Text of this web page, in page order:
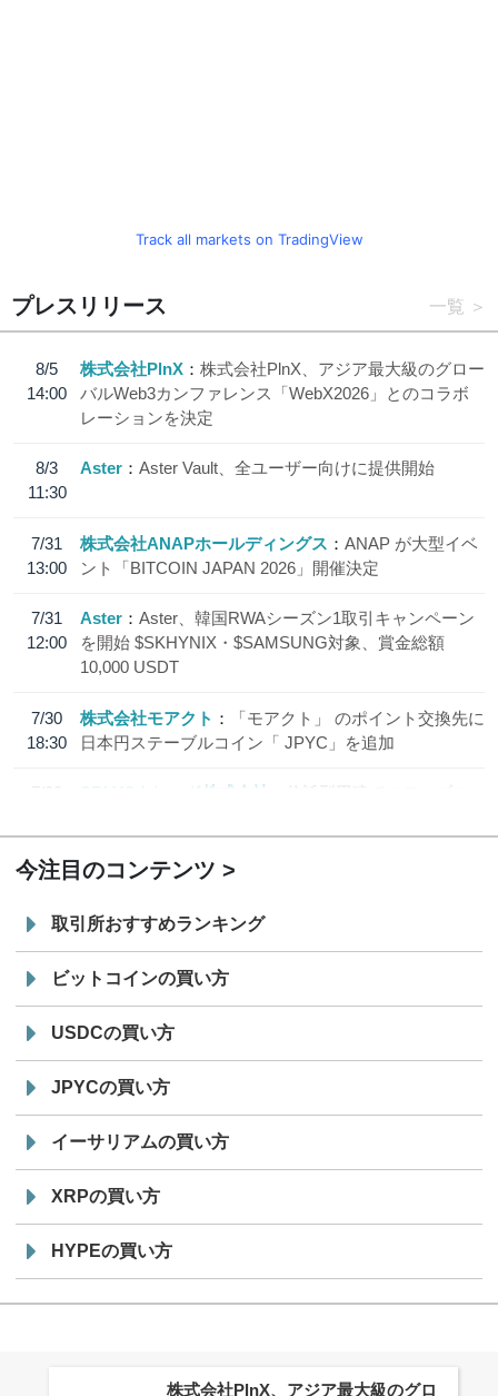
Track all markets on TradingView
プレスリリース 一覧
8/5
14:00
株式会社PlnX
株式会社PlnX、アジア最大級のグロー
バルWeb3カンファレンス「WebX2026」とのコラボ
レーションを決定
8/3
11:30
Aster Aster Vault、全ユーザー向けに提供開始
7/31
13:00
株式会社ANAPホールディングス
ANAP が大型イベ
ント「BITCOIN JAPAN 2026」開催決定
7/31
12:00
Aster
Aster、韓国RWAシーズン1取引キャンペーン
を開始 $SKHYNIX・$SAMSUNG対象、賞金総額
10,000 USDT
7/30
18:30
株式会社モアクト
「モアクト」 のポイント交換先に
日本円ステーブルコイン「 JPYC」を追加
7/29
SBI VCトレード株式会社
信託型円建てステーブル
今注目のコンテンツ
取引所おすすめランキング
ビットコインの買い方
USDCの買い方
JPYCの買い方
イーサリアムの買い方
XRPの買い方
HYPEの買い方
株式会社PlnX、アジア最大級のグロ